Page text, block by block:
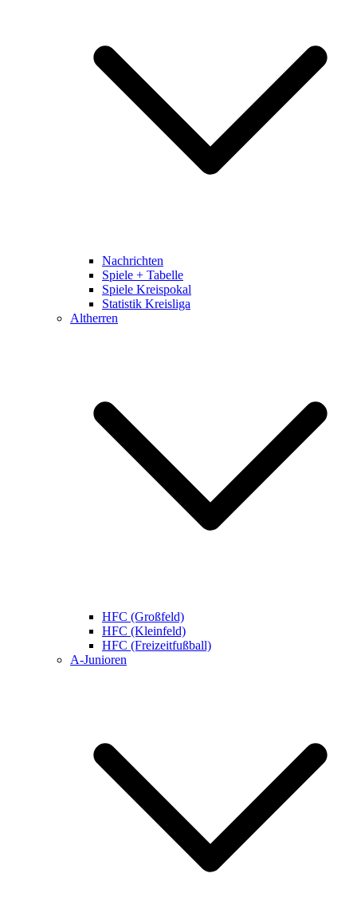
Nachrichten
Spiele + Tabelle
Spiele Kreispokal
Statistik Kreisliga
Altherren
HFC (Großfeld)
HFC (Kleinfeld)
HFC (Freizeitfußball)
A-Junioren